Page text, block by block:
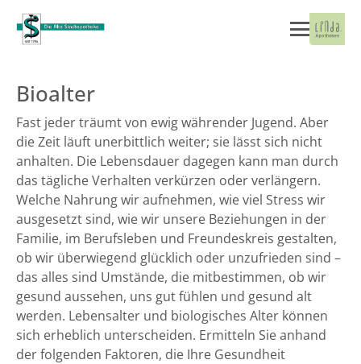
Bioalter
Fast jeder träumt von ewig währender Jugend. Aber
die Zeit läuft unerbittlich weiter; sie lässt sich nicht
anhalten. Die Lebensdauer dagegen kann man durch
das tägliche Verhalten verkürzen oder verlängern.
Welche Nahrung wir aufnehmen, wie viel Stress wir
ausgesetzt sind, wie wir unsere Beziehungen in der
Familie, im Berufsleben und Freundeskreis gestalten,
ob wir überwiegend glücklich oder unzufrieden sind –
das alles sind Umstände, die mitbestimmen, ob wir
gesund aussehen, uns gut fühlen und gesund alt
werden. Lebensalter und biologisches Alter können
sich erheblich unterscheiden. Ermitteln Sie anhand
der folgenden Faktoren, die Ihre Gesundheit